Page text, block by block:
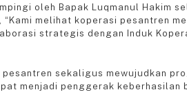
oleh Bapak Luqmanul Hakim
melihat koperasi pesantren
strategis dengan Induk
sekaligus mewujudkan
menjadi penggerak